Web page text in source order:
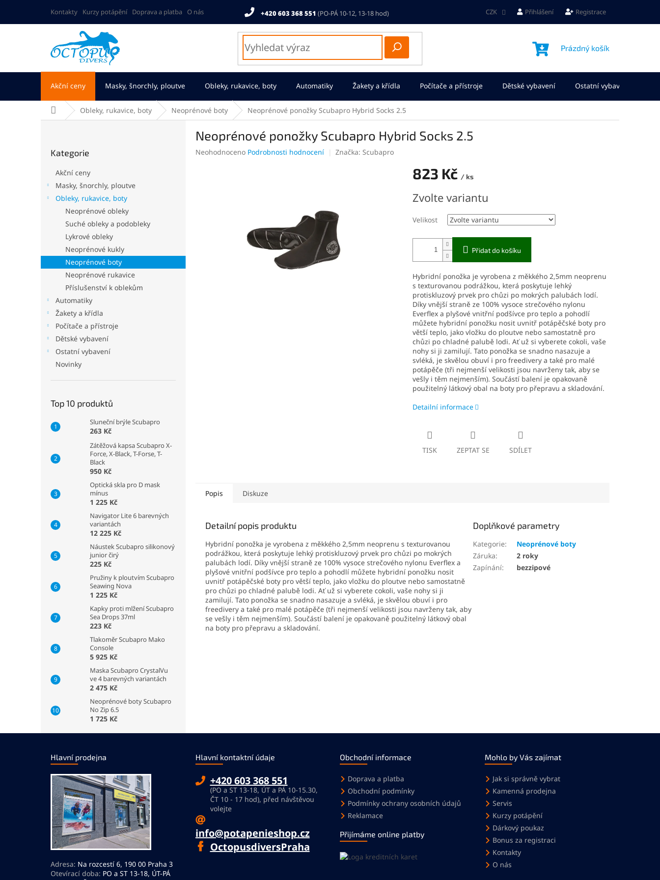
obsah
+420 603 368 551
Kontakty Kurzy potápění Doprava a platba O nás CZK Přihlášení Registrace
NÁKUPNÍ
Prázdný košík
Akční ceny Masky, šnorchly, ploutve Obleky, rukavice, boty Automatiky Žakety a křídla Počítače a přístroje Dětské vybavení Ostatní vybavení
Domů Obleky, rukavice, boty Neoprénové boty Neoprénové ponožky Scubapro Hybrid Socks 2.5
e
l
kategorie
Kategorie
Akční ceny
Masky, šnorchly, ploutve
Obleky, rukavice, boty
Neoprénové obleky
Suché obleky a podobleky
Lykrové obleky
Neoprénové kukly
Neoprénové boty
Neoprénové rukavice
Příslušenství k oblekům
Automatiky
Žakety a křídla
Počítače a přístroje
Dětské vybavení
Ostatní vybavení
Novinky
Top 10 produktů
Sluneční brýle Scubapro
263 Kč
Zátěžová kapsa Scubapro X-
Force, X-Black, T-Forse, T-
Black
950 Kč
Optická skla pro D mask
mínus
1 225 Kč
Navigator Lite 6 barevných
variantách
12 225 Kč
Náustek Scubapro silikonový
junior čirý
225 Kč
Pružiny k ploutvím Scubapro
Seawing Nova
1 225 Kč
Kapky proti mlžení Scubapro
Sea Drops 37ml
223 Kč
Tlakoměr Scubapro Mako
Console
5 925 Kč
Maska Scubapro CrystalVu
ve 4 barevných variantách
2 475 Kč
Neoprénové boty Scubapro
No Zip 6.5
1 725 Kč
Neoprénové ponožky Scubapro Hybrid Socks 2.5
Průměrné
Neohodnoceno Podrobnosti hodnocení Značka: Scubapro
823 Kč / ks
cena:
Zvolte variantu
Velikost
Přidat do košíku
Hybridní ponožka je vyrobena z měkkého 2,5mm neoprenu
s texturovanou podrážkou, která poskytuje lehký
protiskluzový prvek pro chůzi po mokrých palubách lodí.
Díky vnější straně ze 100% vysoce strečového nylonu
Everflex a plyšové vnitřní podšívce pro teplo a pohodlí
můžete hybridní ponožku nosit uvnitř potápěčské boty pro
větší teplo, jako vložku do ploutve nebo samostatně pro
chůzi po chladné palubě lodi. Ať už si vyberete cokoli, vaše
nohy si ji zamilují. Tato ponožka se snadno nasazuje a
svléká, je skvělou obuví i pro freedivery a také pro malé
potápěče (tři nejmenší velikosti jsou navrženy tak, aby se
vešly i těm nejmenším). Součástí balení je opakovaně
použitelný látkový obal na boty pro přepravu a skladování.
Detailní informace
TISK ZEPTAT SE SDÍLET
Popis Diskuze
Detailní popis produktu
Hybridní ponožka je vyrobena z měkkého 2,5mm neoprenu s texturovanou
podrážkou, která poskytuje lehký protiskluzový prvek pro chůzi po mokrých
palubách lodí. Díky vnější straně ze 100% vysoce strečového nylonu Everflex a
plyšové vnitřní podšívce pro teplo a pohodlí můžete hybridní ponožku nosit
uvnitř potápěčské boty pro větší teplo, jako vložku do ploutve nebo samostatně
pro chůzi po chladné palubě lodi. Ať už si vyberete cokoli, vaše nohy si ji
zamilují. Tato ponožka se snadno nasazuje a svléká, je skvělou obuví i pro
freedivery a také pro malé potápěče (tři nejmenší velikosti jsou navrženy tak, aby
se vešly i těm nejmenším). Součástí balení je opakovaně použitelný látkový obal
na boty pro přepravu a skladování.
Doplňkové parametry
Kategorie:
Neoprénové boty
Záruka:
2 roky
Zapínání: bezzipové
Hlavní prodejna
Adresa: Na rozcestí 6, 190 00 Praha 3
Otevírací doba: PO a ST 13-18, ÚT-PÁ
Hlavní kontaktní údaje
+420 603 368 551
(PO a ST 13-18, ÚT a PÁ 10-15.30,
ČT 10 - 17 hod), před návštěvou
volejte
info@potapenieshop.cz
OctopusdiversPraha
Obchodní informace
Doprava a platba
Obchodní podmínky
Podmínky ochrany osobních údajů
Reklamace
Přijímáme online platby
Mohlo by Vás zajímat
Jak si správně vybrat
Kamenná prodejna
Servis
Kurzy potápění
Dárkový poukaz
Bonus za registraci
Kontakty
O nás